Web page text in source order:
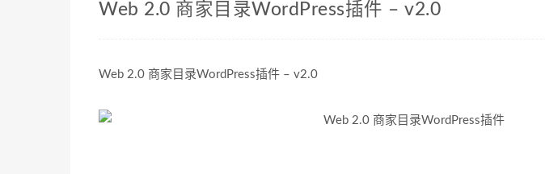
Web 2.0 商家目录WordPress插件 – v2.0
Web 2.0 商家目录WordPress插件 – v2.0